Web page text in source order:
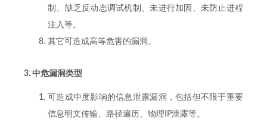
制、缺乏反动态调试机制、未进行加固、未防止进程
注入等。
其它可造成高等危害的漏洞。
3. 中危漏洞类型
可造成中度影响的信息泄露漏洞，包括但不限于重要
信息明文传输、路径遍历、物理IP泄露等。